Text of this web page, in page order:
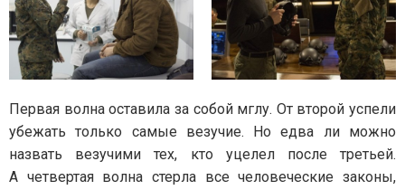
Первая волна оставила за собой мглу. От второй успели
убежать только самые везучие. Но едва ли можно
назвать везучими тех, кто уцелел после третьей.
А четвертая волна стерла все человеческие законы,